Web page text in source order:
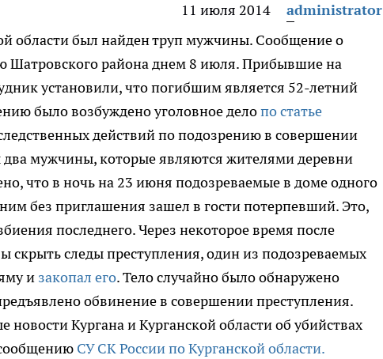
11 июля 2014
administrator
области был найден труп мужчины. Сообщение о
Шатровского района днем 8 июля. Прибывшие на
установили, что погибшим является 52-летний
было возбуждено уголовное делопо статье
действий по подозрению в совершении
мужчины, которые являются жителями деревни
что в ночь на 23 июня подозреваемые в доме одного
без приглашения зашел в гости потерпевший. Это,
последнего. Через некоторое время после
скрыть следы преступления, один из подозреваемых
и закопал его. Тело случайно было обнаружено
обвинение в совершении преступления.
Кургана и Курганской области об убийствах
СУ СК России по Курганской области.